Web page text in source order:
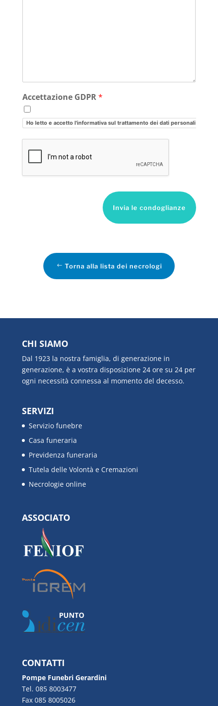
Accettazione GDPR*
Ho letto e accetto l'informativa sul trattamento dei dati personali
Invia le condoglianze
Torna alla lista dei necrologi
CHI SIAMO
Dal 1923 la nostra famiglia, di generazione in
generazione, è a vostra disposizione 24 ore su 24 per
ogni necessità connessa al momento del decesso.
SERVIZI
Servizio funebre
Casa funeraria
Previdenza funeraria
Tutela delle Volontà e Cremazioni
Necrologie online
ASSOCIATO
CONTATTI
Pompe Funebri Gerardini
Tel. 085 8003477
Fax 085 8005026